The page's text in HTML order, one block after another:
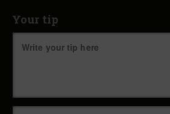
Your tip